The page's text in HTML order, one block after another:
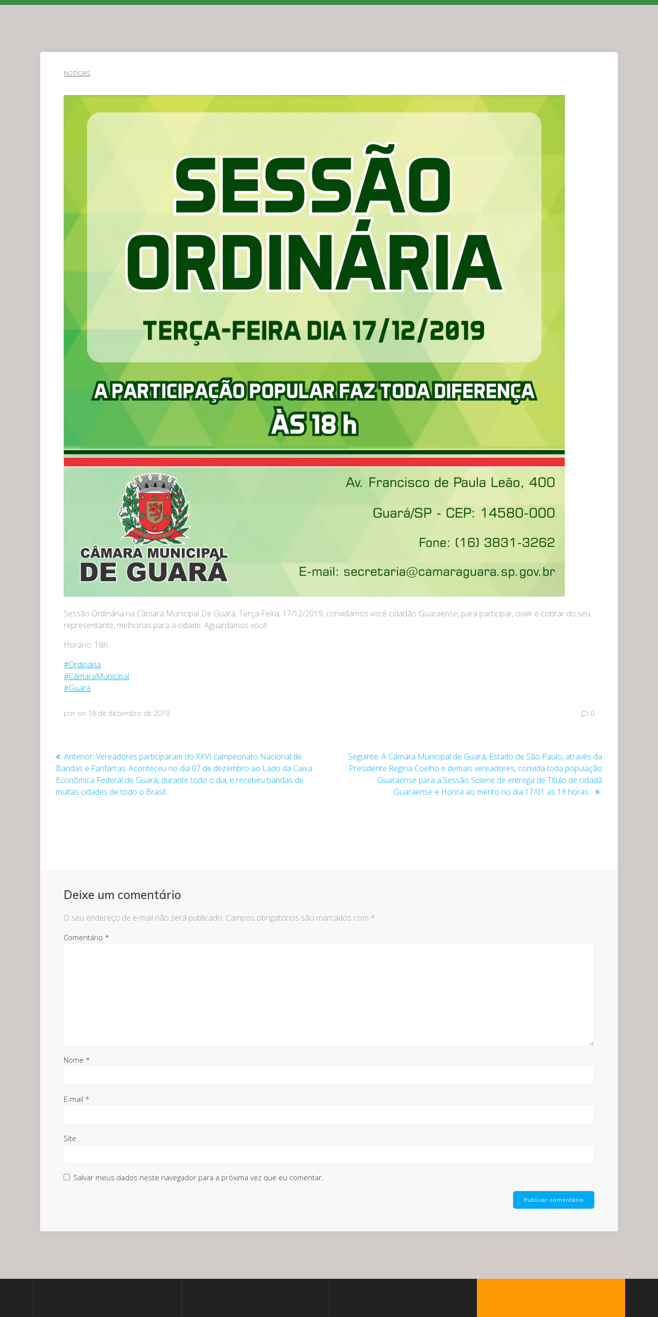
NOTÍCIAS
Sessão Ordinária na Câmara Municipal De Guará, Terça-Feira, 17/12/2019, convidamos você cidadão Guaraense, para participar, ouvir e cobrar do seu
representante, melhorias para a cidade. Aguardamos você.
Horário: 18h
#Ordinária
#CâmaraMunicipal
#Guará
por on 16 de dezembro de 2019 0
Navegação
de
Post
Anterior: Post
anterior:
Vereadores participaram do XXVI campeonato Nacional de
Bandas e Fanfarras. Aconteceu no dia 07 de dezembro ao Lado da Caixa
Econômica Federal de Guará, durante todo o dia, e recebeu bandas de
muitas cidades de todo o Brasil.
Seguinte: Post
seguinte:
A Câmara Municipal de Guará, Estado de São Paulo, através da
Presidente Regina Coelho e demais vereadores, convida toda população
Guaraense para a Sessão Solene de entrega de Título de cidadã
Guaraense e Honra ao mérito no dia 17/01 as 19 horas..
Deixe um comentário
O seu endereço de e-mail não será publicado. Campos obrigatórios são marcados com *
Comentário *
Nome *
E-mail *
Site
Salvar meus dados neste navegador para a próxima vez que eu comentar.